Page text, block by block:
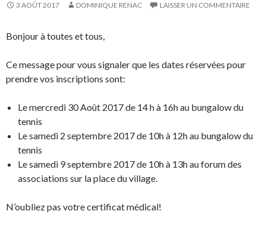
3 AOÛT 2017 DOMINIQUE RENAC LAISSER UN COMMENTAIRE
Bonjour à toutes et tous,
Ce message pour vous signaler que les dates réservées pour
prendre vos inscriptions sont:
Le mercredi 30 Août 2017 de 14 h à 16h au bungalow du
tennis
Le samedi 2 septembre 2017 de 10h à 12h au bungalow du
tennis
Le samedi 9 septembre 2017 de 10h à 13h au forum des
associations sur la place du village.
N’oubliez pas votre certificat médical!